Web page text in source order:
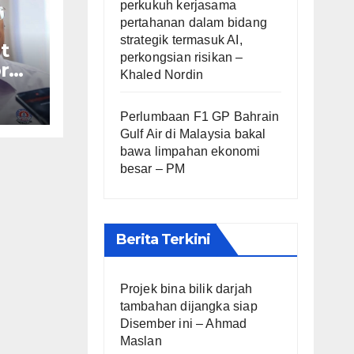
perkukuh kerjasama
pertahanan dalam bidang
strategik termasuk AI,
perkongsian risikan –
Khaled Nordin
Perlumbaan F1 GP Bahrain
Gulf Air di Malaysia bakal
bawa limpahan ekonomi
besar – PM
Berita Terkini
Projek bina bilik darjah
tambahan dijangka siap
Disember ini – Ahmad
Maslan